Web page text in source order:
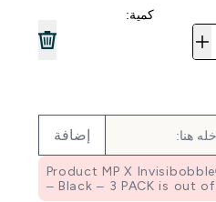
كمية:
إضافة
Product MP X
– Black – 3 PACK is out